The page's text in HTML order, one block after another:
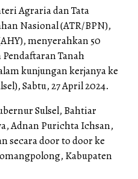
Agraria dan Tata
Nasional (ATR/BPN),
menyerahkan 50
Tanah
kunjungan kerjanya ke
Sabtu, 27 April 2024.
Sulsel, Bahtiar
Adnan Purichta Ichsan,
secara door to door ke
Kabupaten